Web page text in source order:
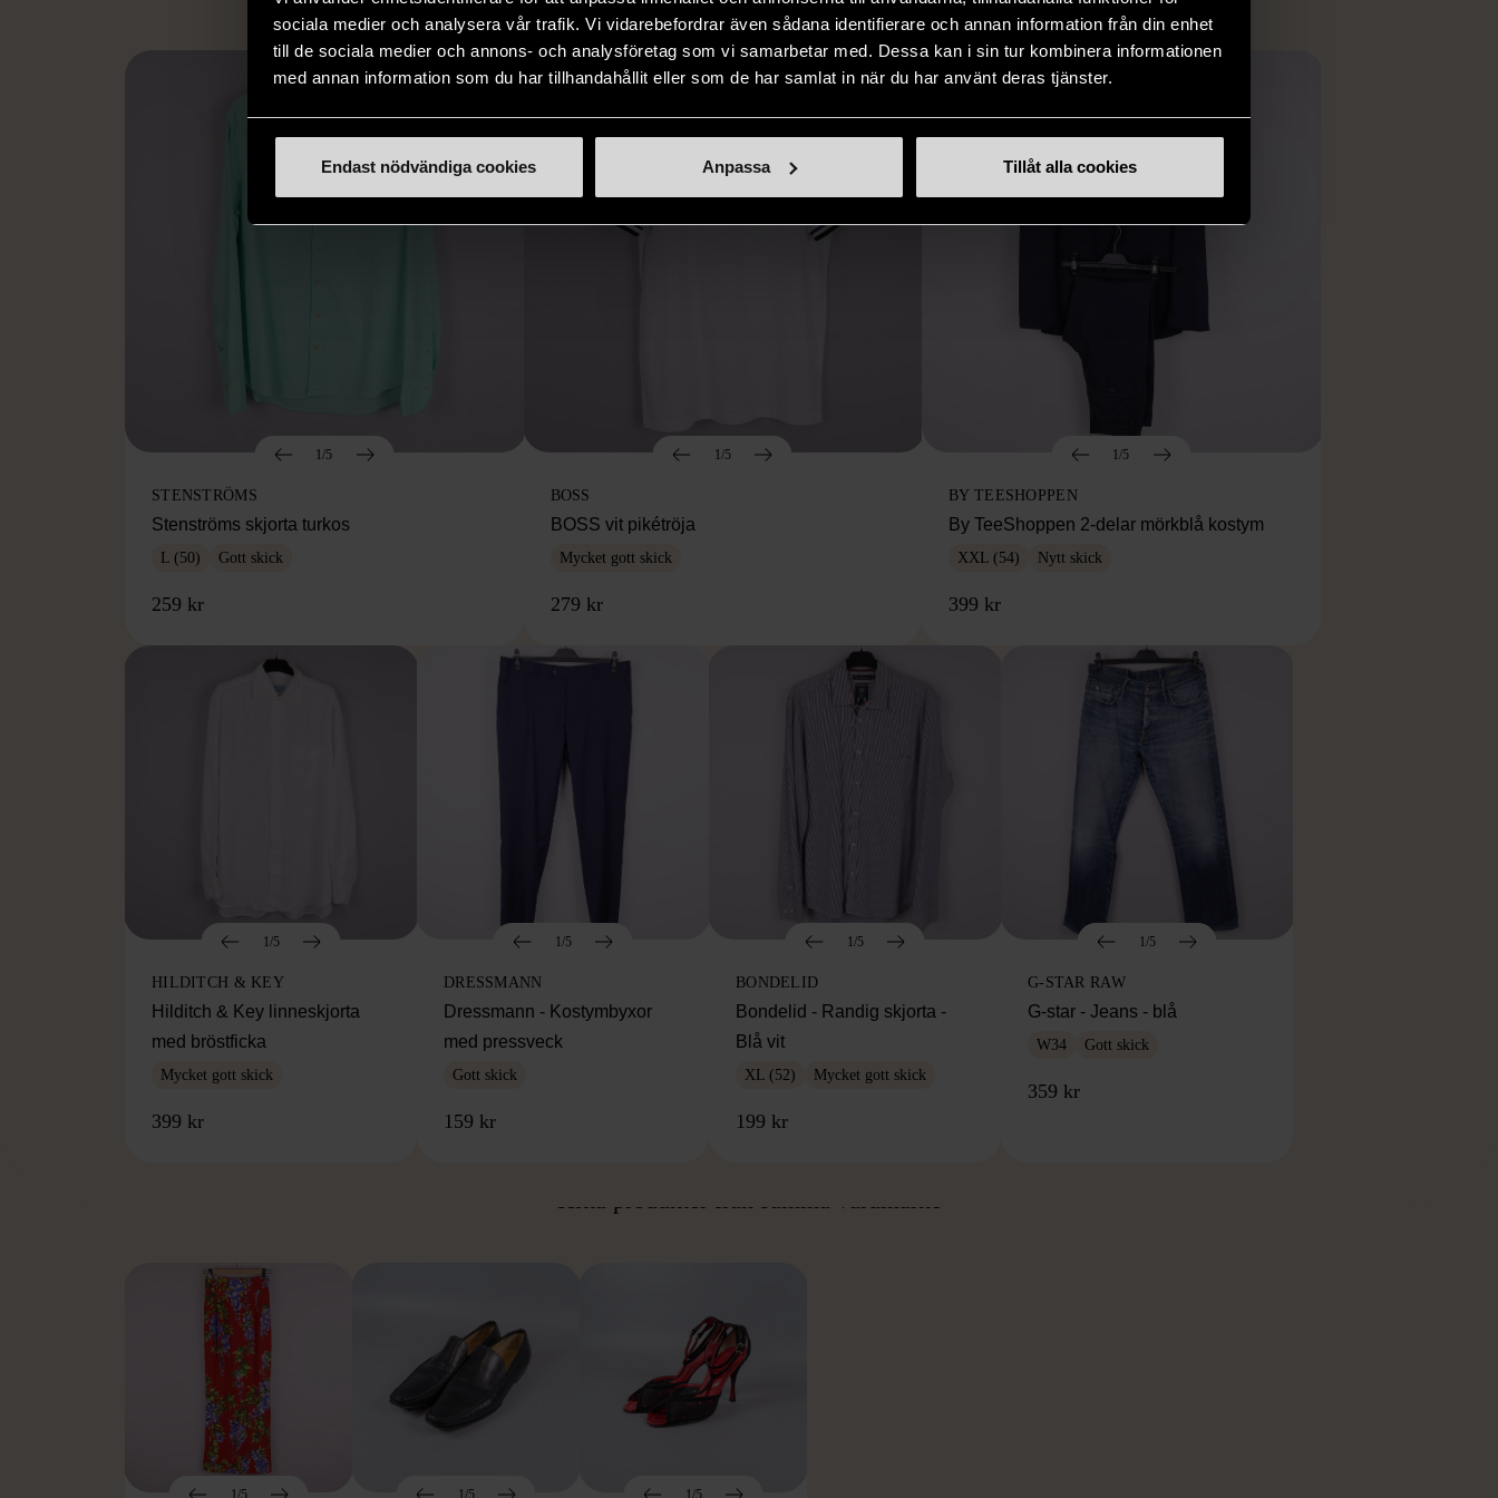
sociala medier och analysera vår trafik. Vi vidarebefordrar även sådana identifierare och annan information från din enhet
till de sociala medier och annons- och analysföretag som vi samarbetar med. Dessa kan i sin tur kombinera informationen
med annan information som du har tillhandahållit eller som de har samlat in när du har använt deras tjänster.
Endast nödvändiga cookies Anpassa Tillåt alla cookies
1/5
STENSTRÖMS
Stenströms skjorta turkos
L (50) Gott skick
259 kr
1/5
BOSS
BOSS vit pikétröja
Mycket gott skick
279 kr
1/5
BY TEESHOPPEN
By TeeShoppen 2-delar mörkblå kostym
XXL (54) Nytt skick
399 kr
1/5
HILDITCH & KEY
Hilditch & Key linneskjorta
med bröstficka
Mycket gott skick
399 kr
1/5
DRESSMANN
Dressmann - Kostymbyxor
med pressveck
Gott skick
159 kr
1/5
BONDELID
Bondelid - Randig skjorta -
Blå vit
XL (52) Mycket gott skick
199 kr
1/5
G-STAR RAW
G-star - Jeans - blå
W34 Gott skick
359 kr
Hitta produkter från samma varumärke